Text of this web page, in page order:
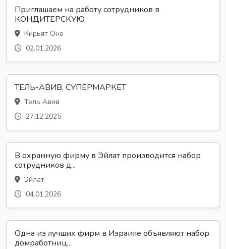
Приглашаем на работу сотрудников в
КОНДИТЕРСКУЮ
Кирьят Оно
02.01.2026
ТЕЛЬ-АВИВ, СУПЕРМАРКЕТ
Тель Авив
27.12.2025
В охранную фирму в Эйлат производится набор
сотрудников д...
Эйлат
04.01.2026
Одна из лучших фирм в Израиле объявляют набор
домработниц...